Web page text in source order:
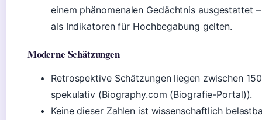
einem phänomenalen Gedächtnis ausgestattet
als Indikatoren für Hochbegabung gelten.
Moderne Schätzungen
Retrospektive Schätzungen liegen zwischen
spekulativ (Biography.com (Biografie-Portal)).
Keine dieser Zahlen ist wissenschaftlich